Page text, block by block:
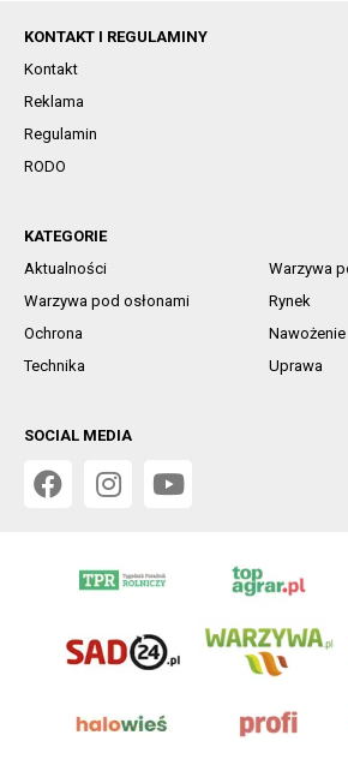
KONTAKT I REGULAMINY
Kontakt
Reklama
Regulamin
RODO
KATEGORIE
Aktualności
Warzywa
Warzywa pod osłonami
Rynek
Ochrona
Nawożenie
Technika
Uprawa
SOCIAL MEDIA